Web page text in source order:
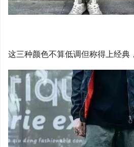
这三种颜色不算低调但称得上经典